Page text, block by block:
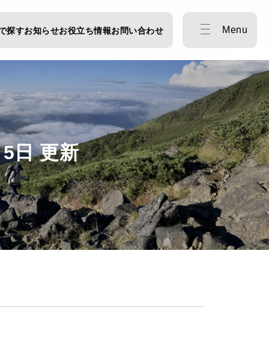
探すお知らせお役立ち情報お問い合わせ Menu
日 更新